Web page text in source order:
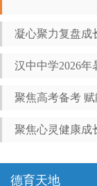
顺利举行
凝心聚力复盘
2025—2026学年
汉中中学2026年
聚焦高考备考
计划第二十次活
聚焦心灵健康
一”教研活动圆满
德育天地